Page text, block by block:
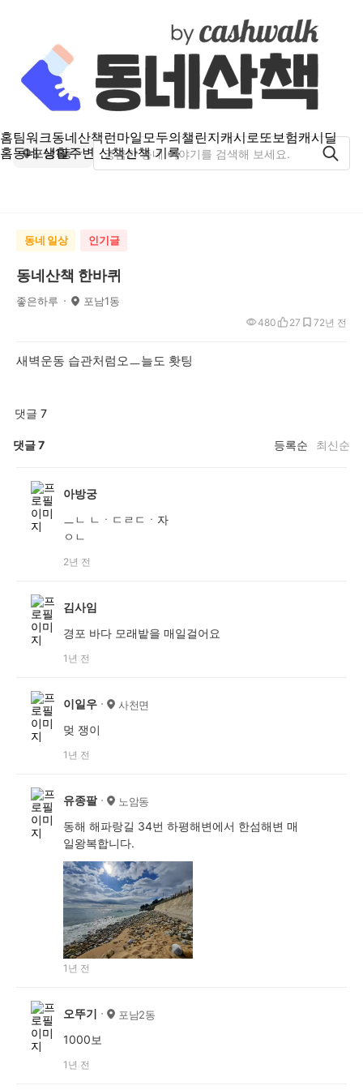
홈팀워크동네산책런마일모두의챌린지캐시로또보험캐시딜
홈동네 생활주변 산책산책 기록
포남1동
동네 일상 인기글
동네산책 한바퀴
좋은하루 포남1동
2년 전
480 27 7
새벽운동 습관처럼오ㅡ늘도 홧팅
댓글 7
댓글7 등록순 최신순
아방궁
ㅡㄴ ㄴㆍㄷㄹㄷㆍ자
ㅇㄴ
2년 전
김사임
경포 바다 모래밭을 매일걸어요
1년 전
이일우 사천면
멎 쟁이
1년 전
유종팔 노암동
동해 해파랑길 34번 하평해변에서 한섬해변 매
일왕복합니다.
1년 전
오뚜기 포남2동
1000보
1년 전